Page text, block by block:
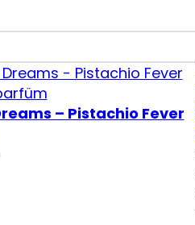
– Pistachio Fever